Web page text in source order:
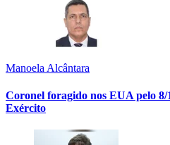
Manoela Alcântara
Coronel foragido nos EUA pelo
Exército